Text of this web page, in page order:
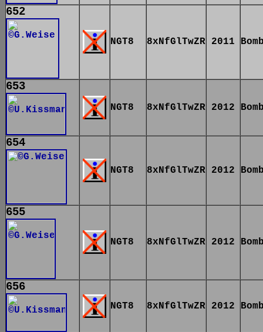
652
NGT8 8xNfGlTwZR 2011
653
NGT8 8xNfGlTwZR 2012
654
NGT8 8xNfGlTwZR 2012
655
NGT8 8xNfGlTwZR 2012
656
NGT8 8xNfGlTwZR 2012